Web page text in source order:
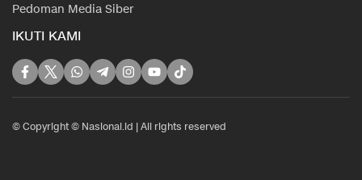
Pedoman Media Siber
IKUTI KAMI
© Copyright © Nasional.id | All rights reserved